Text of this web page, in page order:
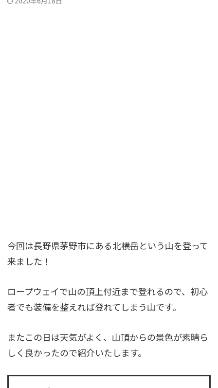
今回は長野県茅野市にある北横岳という山を登って
来ました！
ロープウェイで山の頂上付近まで登れるので、初心
者でも装備を整えれば登れてしまう山です。
またこの日は天気がよく、山頂からの景色が素晴ら
しく良かったので紹介いたします。